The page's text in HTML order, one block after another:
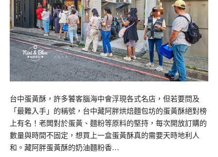
台中蛋黃酥，許多饕客腦海中會浮現各式名店，但若要問及
「最難入手」的稱號，台中藏阿胖烘焙麵包坊的蛋黃酥絕對榜
上有名！老闆對於蛋黃、麵粉等原料的堅持，每次開放訂購的
數量與時間不固定，想買上一盒蛋黃酥真的需要天時地利人
和。藏阿胖蛋黃酥的奶油麵粉香…